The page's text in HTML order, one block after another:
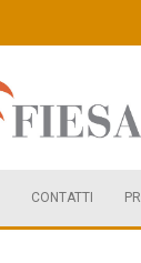
CONTATTI